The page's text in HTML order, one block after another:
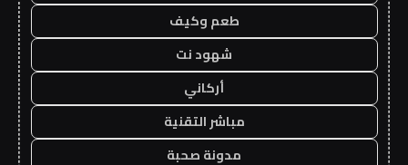
طعم وكيف
شهود نت
أركاني
مباشر التقنية
مدونة صحبة